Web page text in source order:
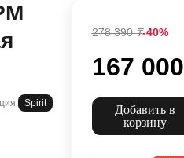
Spirit
278 390₸-40%
167 000
Добавить в
корзину